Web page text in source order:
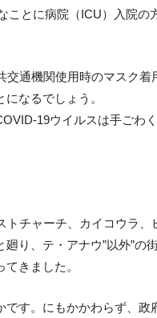
ことに病院（ICU）入院の
通機関使用時のマスク着
なるでしょう。
19ウイルスは手ごわ
チャーチ、カイコウラ、
り、テ・アナウ”以外”の
きました。
す。にもかかわらず、政